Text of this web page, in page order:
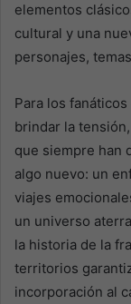
elementos
cultural y una
personajes,
Para los
brindar la
que siempre han
algo nuevo: un
viajes
un universo
la historia de la
territorios
incorporación al